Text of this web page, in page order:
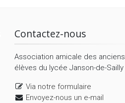
Contactez-nous
Association amicale des anciens
élèves du lycée Janson-de-Sailly
Via notre formulaire
Envoyez-nous un e-mail